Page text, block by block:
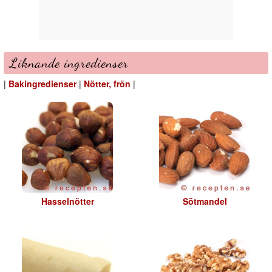
Liknande ingredienser
| Bakingredienser| Nötter, frön |
Hasselnötter Sötmandel